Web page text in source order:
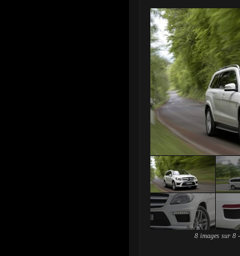
8 images sur 8